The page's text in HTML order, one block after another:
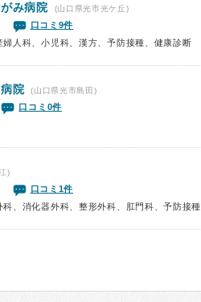
み病院 (山口県光市光ケ丘)
口コミ9件
人科、小児科、漢方、予防接種、健康診断
院 (山口県光市島田)
口コミ0件
)
口コミ1件
、消化器外科、整形外科、肛門科、予防接種